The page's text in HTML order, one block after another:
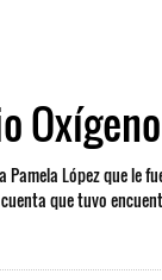
Oxígeno
López que le
que tuvo